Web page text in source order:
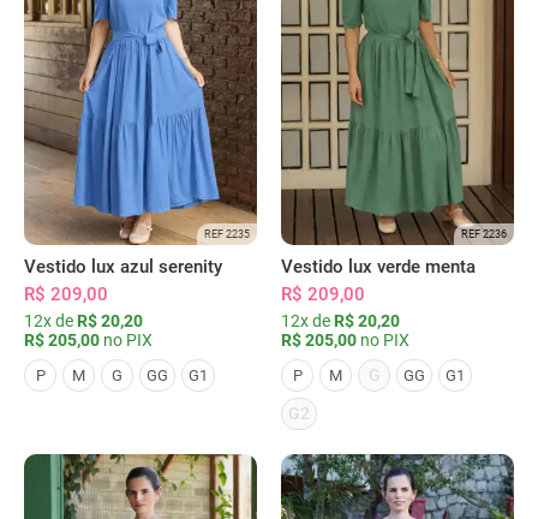
REF 2235
Vestido lux azul serenity
R$ 209,00
12x de R$ 20,20
R$ 205,00 no PIX
P M G GG G1
REF 2236
Vestido lux verde menta
R$ 209,00
12x de R$ 20,20
R$ 205,00 no PIX
P M G GG G1
G2